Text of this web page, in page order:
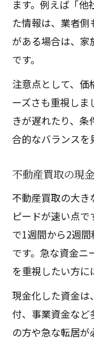
ます。例えば「
た情報は、業者
がある場合は、家
です。
注意点として、
ーズさも重視し
きが遅れたり、
合的なバランスを
不動産買取の現
不動産買取の大き
ピードが速い点
で1週間から2週
です。急な資金ニ
を重視したい方に
現金化した資金は
付、事業資金など
の方や急な転居